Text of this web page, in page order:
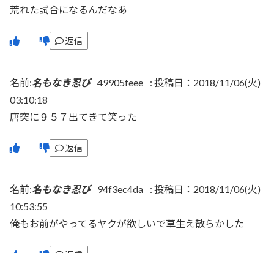
荒れた試合になるんだなあ
返信
名前:名もなき忍び 49905feee : 投稿日：2018/11/06(火)
03:10:18
唐突に９５７出てきて笑った
返信
名前:名もなき忍び 94f3ec4da : 投稿日：2018/11/06(火)
10:53:55
俺もお前がやってるヤクが欲しいで草生え散らかした